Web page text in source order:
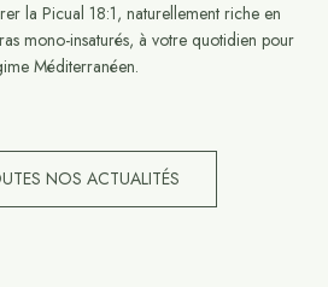
la Picual 18:1, naturellement riche en
mono-insaturés, à votre quotidien pour
Méditerranéen.
NOS ACTUALITÉS